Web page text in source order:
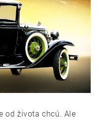
od života chcú. Ale